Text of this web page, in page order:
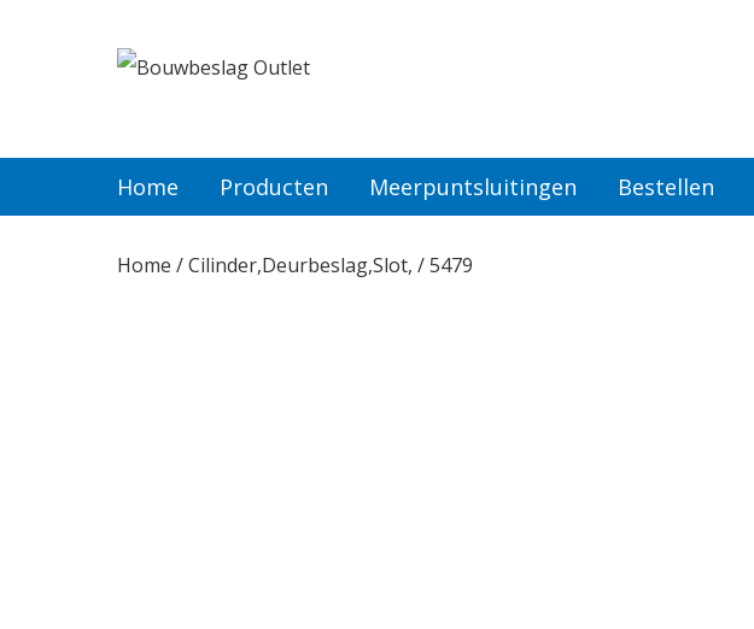
ProductenHome Producten Meerpuntsluitingen Bestellen
Home /Cilinder,Deurbeslag,Slot, / 5479